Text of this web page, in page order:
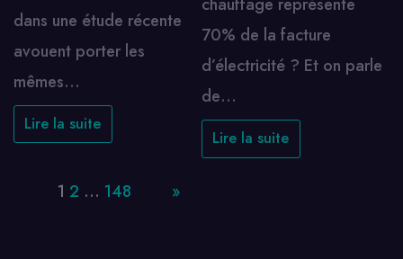
dans une étude récente
avouent porter les
mêmes…
Lire la suite
70% de la facture
d’électricité ? Et on parle
de…
Lire la suite
1 2 … 148 »